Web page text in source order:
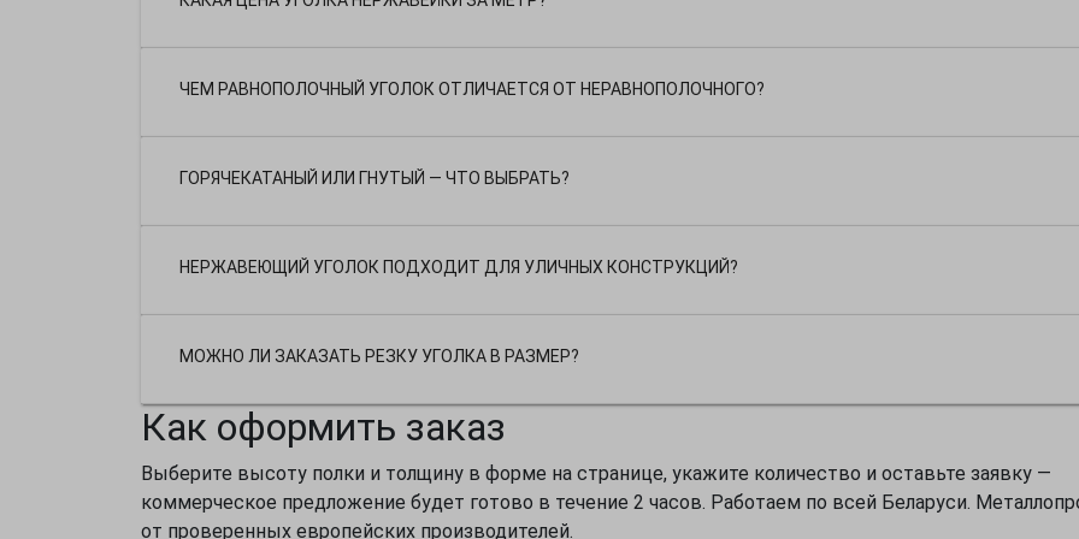
ЧЕМ РАВНОПОЛОЧНЫЙ УГОЛОК ОТЛИЧАЕТСЯ ОТ НЕРАВНОПОЛОЧНОГО?
ГОРЯЧЕКАТАНЫЙ ИЛИ ГНУТЫЙ — ЧТО ВЫБРАТЬ?
НЕРЖАВЕЮЩИЙ УГОЛОК ПОДХОДИТ ДЛЯ УЛИЧНЫХ КОНСТРУКЦИЙ?
МОЖНО ЛИ ЗАКАЗАТЬ РЕЗКУ УГОЛКА В РАЗМЕР?
Как оформить заказ
Выберите высоту полки и толщину в форме на странице, укажите количество и оставьте заявку —
коммерческое предложение будет готово в течение 2 часов. Работаем по всей Беларуси.
от проверенных европейских производителей.